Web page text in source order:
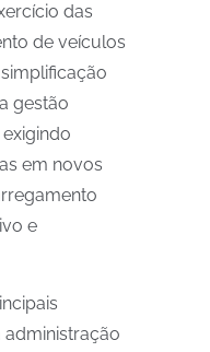
das
de veículos
gestão
em novos
e